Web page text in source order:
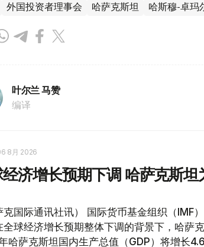
外国投资者理事会 哈萨克斯坦 哈斯穆-卓玛
叶尔兰 马赞
编译
8月 2026
济增长预期下调 哈萨克斯坦
克国际通讯社讯） 国际货币基金组织（IMF
全球经济增长预期整体下调的背景下，哈萨
哈萨克斯坦国内生产总值（GDP）将增长